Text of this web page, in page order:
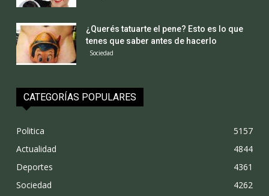
¿Querés tatuarte el pene? Esto es lo que
tenes que saber antes de hacerlo
Sociedad
CATEGORÍAS POPULARES
Politica
5157
Actualidad
4844
Deportes
4361
Sociedad
4262